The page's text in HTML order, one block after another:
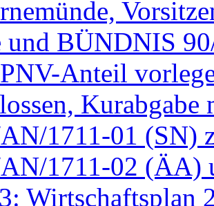
BÜNDNIS
Anteil
1711-01 (SN)
1711-02 (ÄA)
Wirtschaftsplan